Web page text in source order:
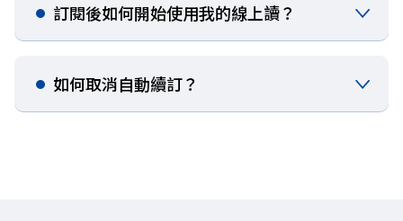
訂閱後如何開始使用我的線上讀？​​​​
如何取消自動續訂？